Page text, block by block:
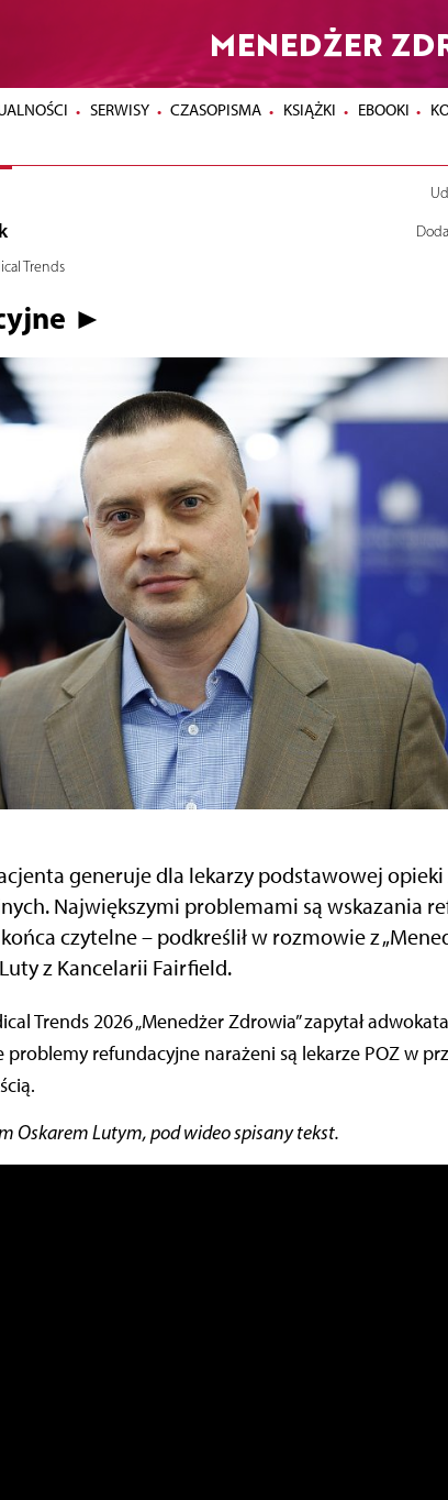
MENEDŻER
SERWISY CZASOPISMA KSIĄŻKI EBOOKI
Trends
►
generuje dla lekarzy podstawowej
Największymi problemami są wskazania
czytelne – podkreślił w rozmowie z
z Kancelarii Fairfield.
problemy refundacyjne narażeni są lekarze POZ w
Oskarem Lutym, pod wideo spisany tekst.